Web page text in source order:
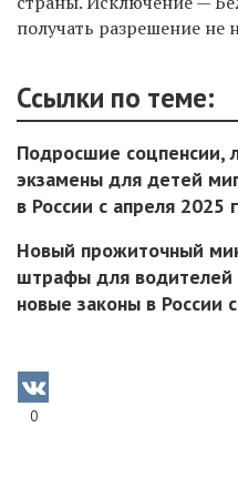
получать разрешение не
Ссылки по теме:
Подросшие соцпенсии,
экзамены для детей
в России с апреля 2025
Новый прожиточный
штрафы для водителей
новые законы в России
0